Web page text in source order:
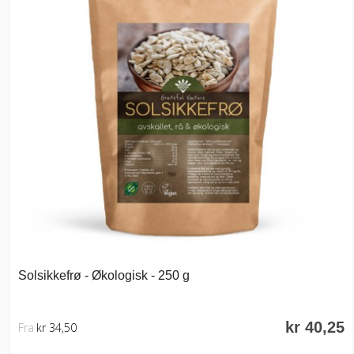
Solsikkefrø - Økologisk - 250 g
kr 40,25
Fra kr 34,50